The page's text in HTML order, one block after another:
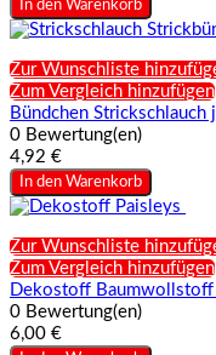
In den Warenkorb
Zur Wunschliste
Zum Vergleich hinzufügen
Bündchen Strickschlauch
0 Bewertung(en)
4,92 €
In den Warenkorb
Zur Wunschliste
Zum Vergleich hinzufügen
Dekostoff Baumwollstoff
0 Bewertung(en)
6,00 €